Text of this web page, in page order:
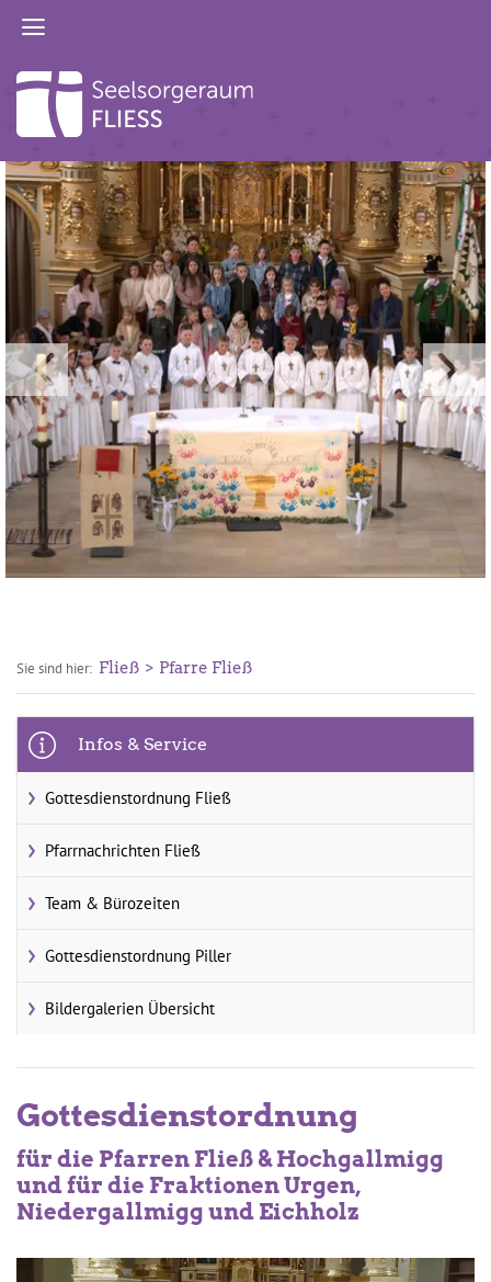
Sie sind hier: Fließ Pfarre Fließ
Infos & Service
Gottesdienstordnung Fließ
Pfarrnachrichten Fließ
Team & Bürozeiten
Gottesdienstordnung Piller
Bildergalerien Übersicht
Gottesdienstordnung
für die Pfarren Fließ & Hochgallmigg
und für die Fraktionen Urgen,
Niedergallmigg und Eichholz